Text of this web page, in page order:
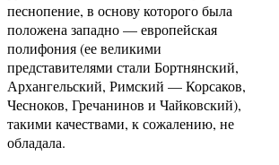
песнопение, в основу которого была
положена западно — европейская
полифония (ее великими
представителями стали Бортнянский,
Архангельский, Римский — Корсаков,
Чесноков, Гречанинов и Чайковский),
такими качествами, к сожалению, не
обладала.